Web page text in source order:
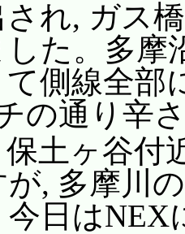
れ, ガス
した。多摩
側線全部
の通り辛
土ヶ谷付
が, 多摩川
日はNEX